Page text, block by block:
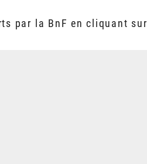
par la BnF en cliquant sur